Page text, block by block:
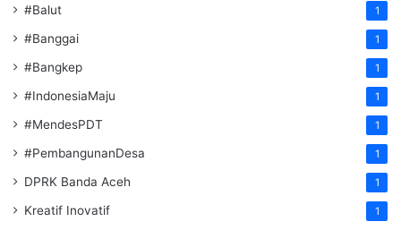
#Balut 1
#Banggai 1
#Bangkep 1
#IndonesiaMaju 1
#MendesPDT 1
#PembangunanDesa 1
DPRK Banda Aceh 1
Kreatif Inovatif 1